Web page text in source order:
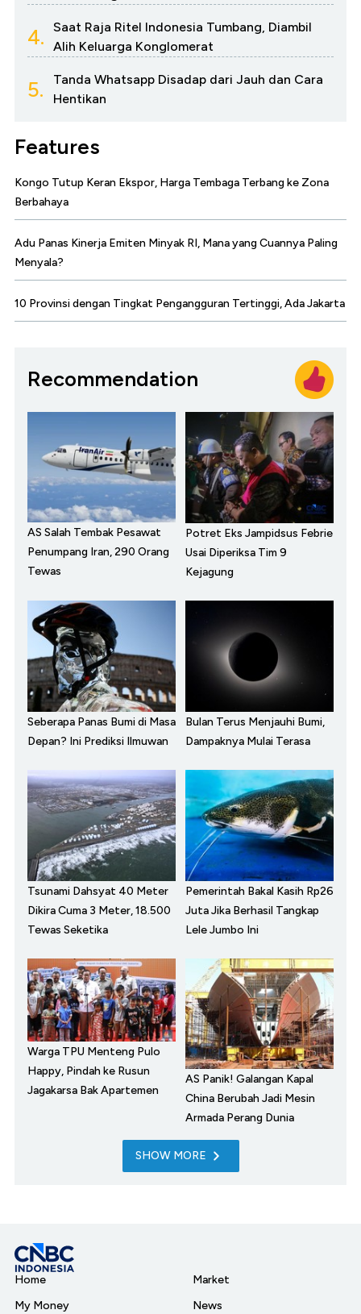
4.
Saat Raja Ritel Indonesia Tumbang, Diambil
Alih Keluarga Konglomerat
5.
Tanda Whatsapp Disadap dari Jauh dan Cara
Hentikan
Features
Kongo Tutup Keran Ekspor, Harga Tembaga Terbang ke Zona
Berbahaya
Adu Panas Kinerja Emiten Minyak RI, Mana yang Cuannya Paling
Menyala?
10 Provinsi dengan Tingkat Pengangguran Tertinggi, Ada Jakarta
Recommendation
AS Salah Tembak Pesawat
Penumpang Iran, 290 Orang
Tewas
Potret Eks Jampidsus Febrie
Usai Diperiksa Tim 9
Kejagung
Seberapa Panas Bumi di Masa
Depan? Ini Prediksi Ilmuwan
Bulan Terus Menjauhi Bumi,
Dampaknya Mulai Terasa
Tsunami Dahsyat 40 Meter
Dikira Cuma 3 Meter, 18.500
Tewas Seketika
Pemerintah Bakal Kasih Rp26
Juta Jika Berhasil Tangkap
Lele Jumbo Ini
Warga TPU Menteng Pulo
Happy, Pindah ke Rusun
Jagakarsa Bak Apartemen
AS Panik! Galangan Kapal
China Berubah Jadi Mesin
Armada Perang Dunia
SHOW MORE
Home
My Money
Market
News